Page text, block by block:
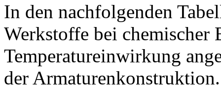
In den nachfolgenden
Werkstoffe bei chemischer
Temperatureinwirkung
der Armaturenkonstruktion.